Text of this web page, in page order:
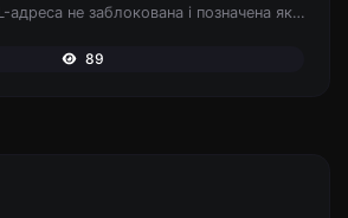
Перевірити, чи URL-адреса не заблокована і позначена як безпечна/небезпечна Google.
89